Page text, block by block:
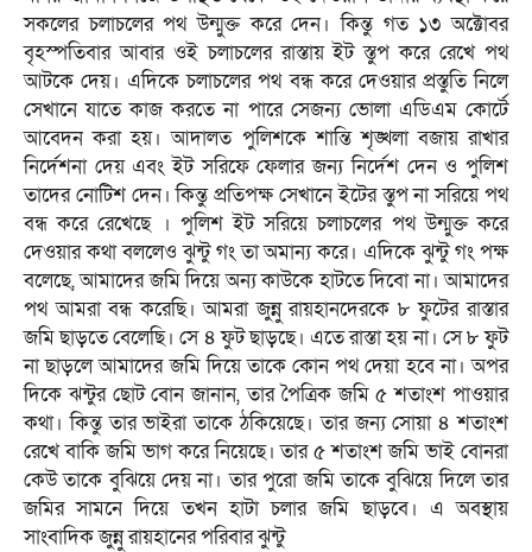
সকলের চলাচলের পথ উন্মুক্ত করে দেন। কিন্তু গত ১৩ অক্টোবর
বৃহস্পতিবার আবার ওই চলাচলের রাস্তায় ইট স্তুপ করে রেখে পথ
আটকে দেয়। এদিকে চলাচলের পথ বন্ধ করে দেওয়ার প্রস্তুতি নিলে
সেখানে যাতে কাজ করতে না পারে সেজন্য ভোলা এডিএম কোর্টে
আবেদন করা হয়। আদালত পুলিশকে শান্তি শৃঙ্খলা বজায় রাখার
নির্দেশনা দেয় এবং ইট সরিফে ফেলার জন্য নির্দেশ দেন ও পুলিশ
তাদের নোটিশ দেন। কিন্তু প্রতিপক্ষ সেখানে ইটের স্তুপ না সরিয়ে পথ
বন্ধ করে রেখেছে । পুলিশ ইট সরিয়ে চলাচলের পথ উন্মুক্ত করে
দেওয়ার কথা বললেও ঝুন্টু গং তা অমান্য করে। এদিকে ঝুন্টু গং পক্ষ
বলেছে, আমাদের জমি দিয়ে অন্য কাউকে হাটতে দিবো না। আমাদের
পথ আমরা বন্ধ করেছি। আমরা জুন্নু রায়হানদেরকে ৮ ফুটের রাস্তার
জমি ছাড়তে বেলেছি। সে ৪ ফুট ছাড়ছে। এতে রাস্তা হয় না। সে ৮ ফুট
না ছাড়লে আমাদের জমি দিয়ে তাকে কোন পথ দেয়া হবে না। অপর
দিকে ঝন্টুর ছোট বোন জানান, তার পৈত্রিক জমি ৫ শতাংশ পাওয়ার
কথা। কিন্তু তার ভাইরা তাকে ঠকিয়েছে। তার জন্য সোয়া ৪ শতাংশ
রেখে বাকি জমি ভাগ করে নিয়েছে। তার ৫ শতাংশ জমি ভাই বোনরা
কেউ তাকে বুঝিয়ে দেয় না। তার পুরো জমি তাকে বুঝিয়ে দিলে তার
জমির সামনে দিয়ে তখন হাটা চলার জমি ছাড়বে। এ অবস্থায়
সাংবাদিক জুন্নু রায়হানের পরিবার ঝুন্টু